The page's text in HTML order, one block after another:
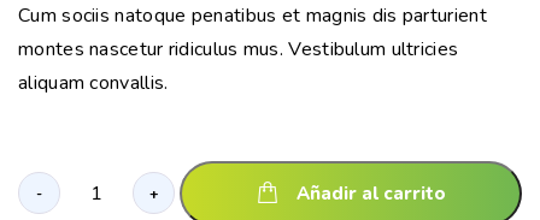
Cum sociis natoque penatibus et magnis dis parturient
montes nascetur ridiculus mus. Vestibulum ultricies
aliquam convallis.
- + Añadir al carrito